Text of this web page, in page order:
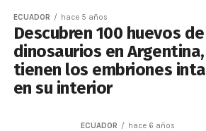
ECUADOR hace 5 años
Descubren 100 huevos de
dinosaurios en
tienen los embriones
en su interior
ECUADOR hace 6 años